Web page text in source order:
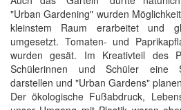
"Urban Gardening" wurden
kleinstem Raum erarbeitet und
umgesetzt. Tomaten- und
wurden gesät. Im Kreativteil des
Schülerinnen und Schüler eine
darstellen und "Urban Gardens"
Der ökologische Fußabdruck,